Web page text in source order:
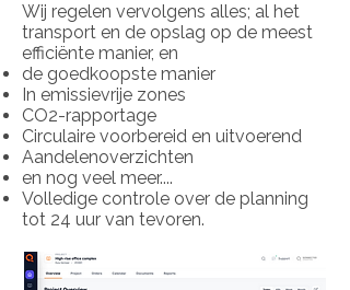
Wij regelen vervolgens alles; al het
transport en de opslag op de meest
efficiënte manier, en
de goedkoopste manier
In emissievrije zones
CO2-rapportage
Circulaire voorbereid en uitvoerend
Aandelenoverzichten
en nog veel meer....
Volledige controle over de planning
tot 24 uur van tevoren.